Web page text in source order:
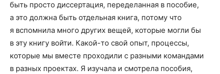
быть просто диссертация, переделанная в пособие,
а это должна быть отдельная книга, потому что
я вспомнила много других вещей, которые могли бы
в эту книгу войти. Какой-то свой опыт, процессы,
которые мы вместе проходили с разными командами
в разных проектах. Я изучала и смотрела пособия,